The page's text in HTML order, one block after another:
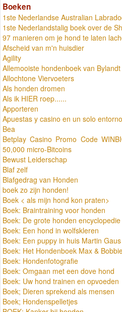
Boeken
1ste Nederlandse Australian
1ste Nederlandstalig boek over de
97 manieren om je hond te laten
Afscheid van m'n huisdier
Agility
Allemooiste hondenboek van Bylandt
Allochtone Viervoeters
Als honden dromen
Als ik HIER roep......
Apporteren
Apuestas y casino en un solo entorno
Bea
Betplay Casino Promo Code
50,000 micro-Bitcoins
Bewust Leiderschap
Blaf zelf
Blafgedrag van Honden
boek zo zijn honden!
Boek < als mijn hond kon praten>
Boek: Braintraining voor honden
Boek: De grote honden encyclopedie
Boek: Een hond in wolfskleren
Boek: Een puppy in huis Martin Gaus
Boek: Het Hondenboek Max &
Boek: Hondenfotografie
Boek: Omgaan met een dove hond
Boek: Uw hond trainen en opvoeden
Boek; Dieren sprekend als mensen
Boek; Hondenspelletjes